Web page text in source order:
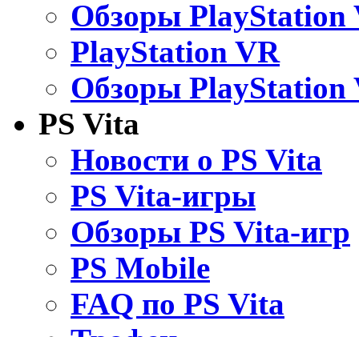
Обзоры PlayStation
PlayStation VR
Обзоры PlayStation
PS Vita
Новости о PS Vita
PS Vita-игры
Обзоры PS Vita-игр
PS Mobile
FAQ по PS Vita